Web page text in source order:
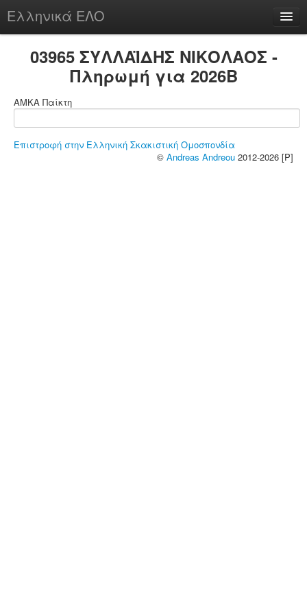
Ελληνικά ΕΛΟ
chesstu.be @ discord
03965 ΣΥΛΛΑΪΔΗΣ ΝΙΚΟΛΑΟΣ -
Πληρωμή για 2026B
ΑΜΚΑ Παίκτη
Επιστροφή στην Ελληνική Σκακιστική Ομοσπονδία
© Andreas Andreou 2012-2026 [P]